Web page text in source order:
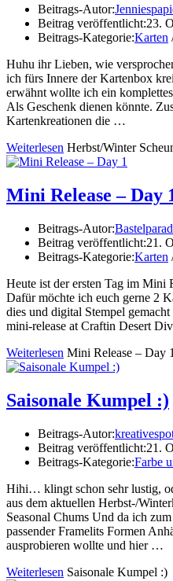
Beitrags-Autor:
Beitrag veröffentlicht:23.
Beitrags-Kategorie:Karten
Huhu ihr Lieben, wie
ich fürs Innere der Kartenbox
erwähnt wollte ich ein
Als Geschenk dienen könnte.
Kartenkreationen die …
Weiterlesen Herbst/Winter
Mini Release – Day
Beitrags-Autor:
Beitrag veröffentlicht:21.
Beitrags-Kategorie:Karten
Heute ist der ersten Tag im Mini
Dafür möchte ich euch gerne 2
dies und digital Stempel
mini-release at Craftin Desert
Weiterlesen Mini Release – Day 1
Saisonale Kumpel :)
Beitrags-Autor:
Beitrag veröffentlicht:21.
Beitrags-Kategorie:Farbe
Hihi… klingt schon sehr lustig,
aus dem aktuellen Herbst-/
Seasonal Chums Und da ich
passender Framelits Formen
ausprobieren wollte und hier …
Weiterlesen Saisonale Kumpel :)